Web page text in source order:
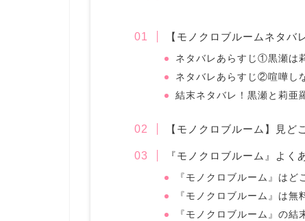
【モノクロブルームネタバ
ネタバレあらすじ①黒瀬は
ネタバレあらすじ②喧嘩し
結末ネタバレ！黒瀬と莉亜
【モノクロブルーム】見ど
『モノクロブルーム』よく
『モノクロブルーム』はど
『モノクロブルーム』は無
『モノクロブルーム』の結